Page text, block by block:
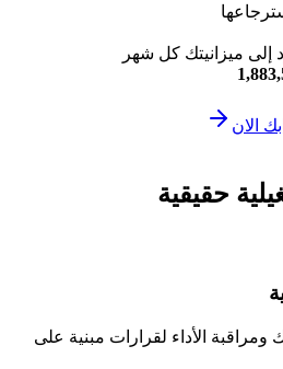
إلى ميزانيتك كل شهر
الان
حقيقية
ومراقبة الأداء لقرارات مبنية على